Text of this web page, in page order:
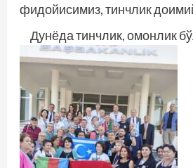
фидойисимиз, тинчлик
Дунёда тинчлик, омонлик